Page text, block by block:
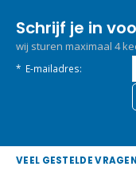
Schrijf je in
wij sturen maximaal 4
* E-mailadres:
VEEL GESTELDE VRAGEN